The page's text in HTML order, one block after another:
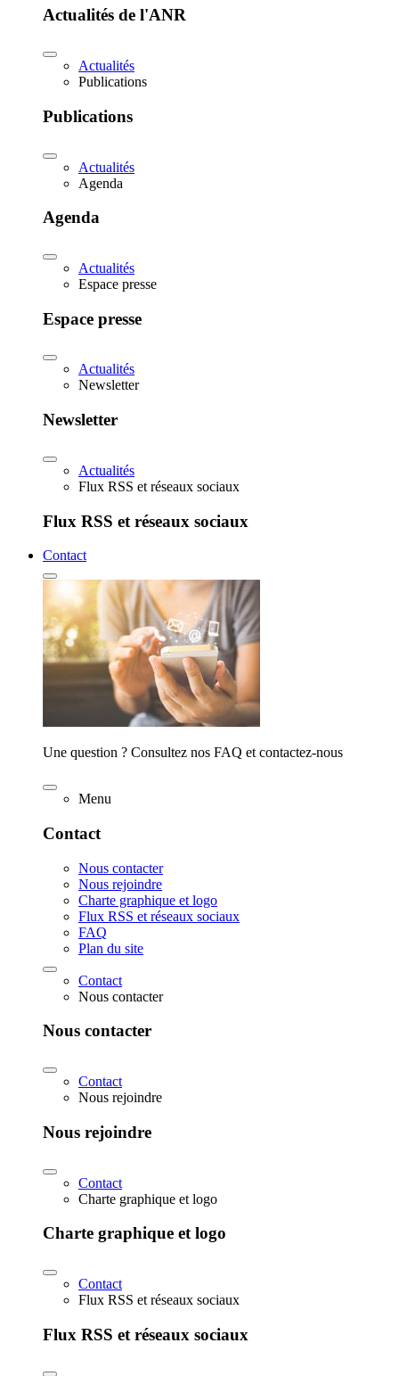
Actualités de l'ANR
Actualités
Publications
Publications
Actualités
Agenda
Agenda
Actualités
Espace presse
Espace presse
Actualités
Newsletter
Newsletter
Actualités
Flux RSS et réseaux sociaux
Flux RSS et réseaux sociaux
Contact
Une question ? Consultez nos FAQ et contactez-nous
Menu
Contact
Nous contacter
Nous rejoindre
Charte graphique et logo
Flux RSS et réseaux sociaux
FAQ
Plan du site
Contact
Nous contacter
Nous contacter
Contact
Nous rejoindre
Nous rejoindre
Contact
Charte graphique et logo
Charte graphique et logo
Contact
Flux RSS et réseaux sociaux
Flux RSS et réseaux sociaux